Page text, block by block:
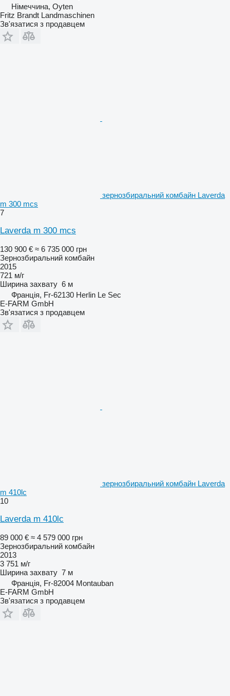
Німеччина, Oyten
Fritz Brandt Landmaschinen
Зв'язатися з продавцем
зернозбиральний комбайн Laverda
m 300 mcs
7
Laverda m 300 mcs
130 900 € ≈ 6 735 000 грн
Зернозбиральний комбайн
2015
721 м/г
Ширина захвату 6 м
Франція, Fr-62130 Herlin Le Sec
E-FARM GmbH
Зв'язатися з продавцем
зернозбиральний комбайн Laverda
m 410lc
10
Laverda m 410lc
89 000 € ≈ 4 579 000 грн
Зернозбиральний комбайн
2013
3 751 м/г
Ширина захвату 7 м
Франція, Fr-82004 Montauban
E-FARM GmbH
Зв'язатися з продавцем